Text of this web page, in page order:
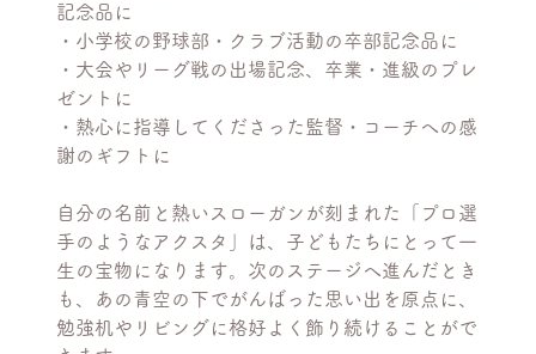
記念品に
・小学校の野球部・クラブ活動の卒部記念品に
・大会やリーグ戦の出場記念、卒業・進級のプレ
ゼントに
・熱心に指導してくださった監督・コーチへの感
謝のギフトに
自分の名前と熱いスローガンが刻まれた「プロ選
手のようなアクスタ」は、子どもたちにとって一
生の宝物になります。次のステージへ進んだとき
も、あの青空の下でがんばった思い出を原点に、
勉強机やリビングに格好よく飾り続けることがで